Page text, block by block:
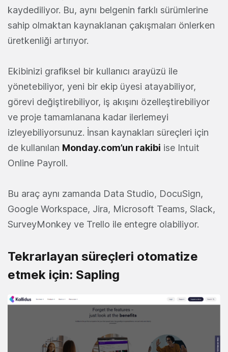
kaydediliyor. Bu, aynı belgenin farklı sürümlerine
sahip olmaktan kaynaklanan çakışmaları önlerken
üretkenliği artırıyor.
Ekibinizi grafiksel bir kullanıcı arayüzü ile
yönetebiliyor, yeni bir ekip üyesi atayabiliyor,
görevi değiştirebiliyor, iş akışını özelleştirebiliyor
ve proje tamamlanana kadar ilerlemeyi
izleyebiliyorsunuz. İnsan kaynakları süreçleri için
de kullanılan Monday.com’un rakibi ise Intuit
Online Payroll.
Bu araç aynı zamanda Data Studio, DocuSign,
Google Workspace, Jira, Microsoft Teams, Slack,
SurveyMonkey ve Trello ile entegre olabiliyor.
Tekrarlayan süreçleri otomatize
etmek için: Sapling